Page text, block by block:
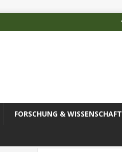
FORSCHUNG & WISSENSCHAFT